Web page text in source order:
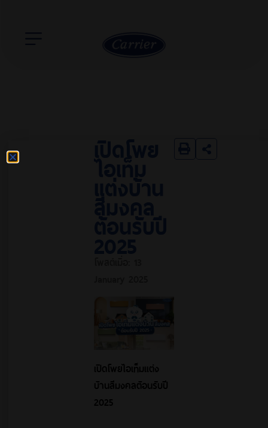
เปิดโพยไอเท็มแต่ง
บ้านสีมงคลต้อนรับปี
2025